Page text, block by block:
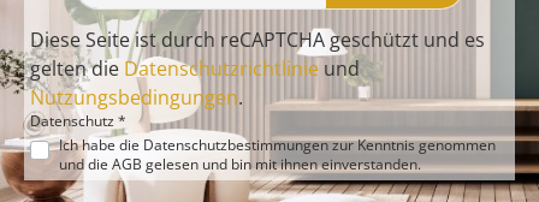
Diese Seite ist durch reCAPTCHA geschützt und es
gelten die Datenschutzrichtlinie und
Nutzungsbedingungen.
Datenschutz *
Ich habe die Datenschutzbestimmungenzur Kenntnis genommen
und die AGB gelesen und bin mit ihnen einverstanden.